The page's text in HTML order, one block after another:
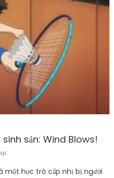
sinh sản: Wind Blows!
một học trò cấp nhị bị người